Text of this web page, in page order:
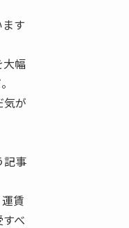
す
大幅
気が
記事
賃
べ